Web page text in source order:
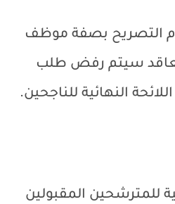
التصريح بصفة موظف
سيتم رفض طلب
النهائية للناجحين.
للمترشحين المقبولين